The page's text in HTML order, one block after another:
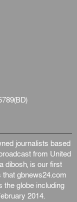
journalists based
from United
dibosh, is our first
gbnews24.com
the globe including
2014.